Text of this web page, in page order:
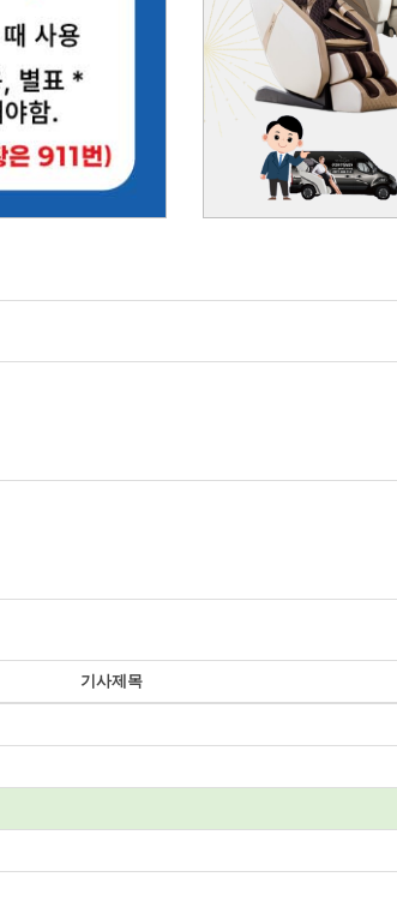
기사제목